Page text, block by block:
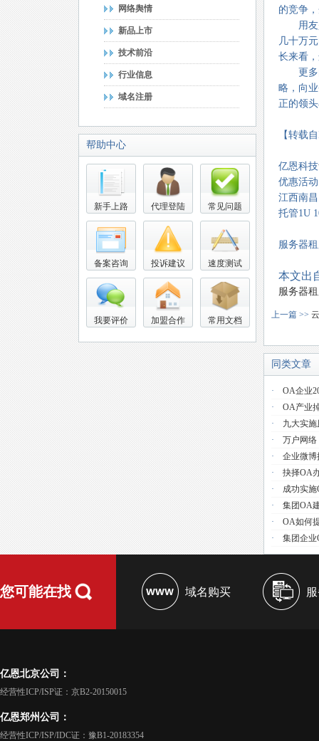
网络舆情
新品上市
技术前沿
行业信息
域名注册
帮助中心
新手上路 代理登陆 常见问题
备案咨询 投诉建议 速度测试
我要评价 加盟合作 常用文档
的竞争
用友是
几十万
长来看
更多的
略，向
正的领
【转载
亿恩科技
优惠活动
江西南
托管1U
服务器
本文出
服务器
上一篇 >>
同类文章
· OA企业
· OA产业
· 九大实
· 万户网
· 企业微博
· 抉择OA
· 成功实
· 集团OA
· OA如何
· 集团企
您可能在找 域名购买
亿恩北京公司：
经营性ICP/ISP证：京B2-20150015
亿恩郑州公司：
经营性ICP/ISP/IDC证：豫B1-20183354